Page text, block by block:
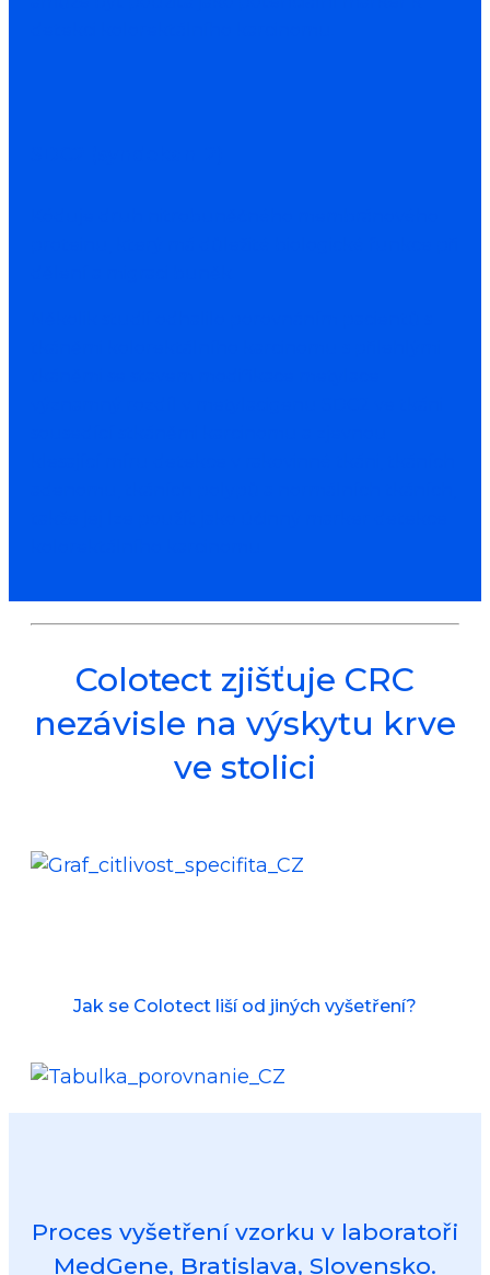
Colotect zjišťuje CRC
nezávisle na výskytu krve
ve stolici
Jak se Colotect liší od jiných vyšetření?
Proces vyšetření vzorku v laboratoři
MedGene, Bratislava, Slovensko.